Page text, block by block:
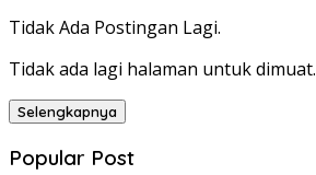
Tidak Ada Postingan Lagi.
Tidak ada lagi halaman untuk dimuat.
Selengkapnya
Popular Post